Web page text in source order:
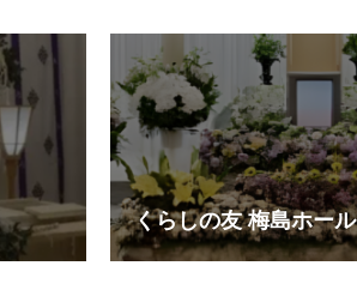
くらしの友 梅島ホール